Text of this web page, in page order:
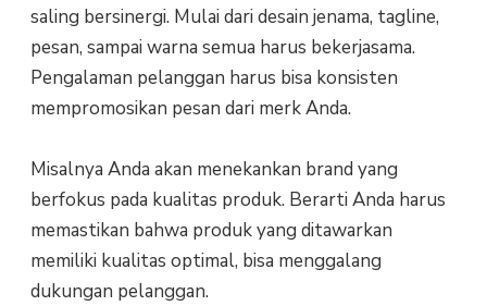
saling bersinergi. Mulai dari desain jenama, tagline,
pesan, sampai warna semua harus bekerjasama.
Pengalaman pelanggan harus bisa konsisten
mempromosikan pesan dari merk Anda.
Misalnya Anda akan menekankan brand yang
berfokus pada kualitas produk. Berarti Anda harus
memastikan bahwa produk yang ditawarkan
memiliki kualitas optimal, bisa menggalang
dukungan pelanggan.